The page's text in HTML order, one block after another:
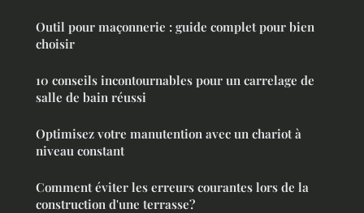
Outil pour maçonnerie : guide complet pour bien
choisir
10 conseils incontournables pour un carrelage de
salle de bain réussi
Optimisez votre manutention avec un chariot à
niveau constant
Comment éviter les erreurs courantes lors de la
construction d'une terrasse?